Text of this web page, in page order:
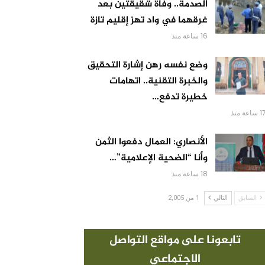
الصدمة.. وفاة شقيقتين بعد
غرقهما في واد تهز إقليم تازة
16 ساعة منذ
وضع نفسه رهن إشارة التحقيق
والخبرة التقنية.. اتهامات
خطيرة تدفع…
منذ
الأنصاري: العمال دفعوا الثمن
وأنا “الضحية الإعلامية”…
18 ساعة منذ
السابق التالي 1 من 2,005
تابعونا على مواقع التواصل
الاجتماعي